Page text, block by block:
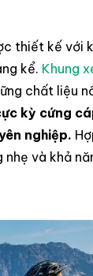
thiết kế với
kể. Khung
chất liệu
kỳ cứng
nghiệp.
và khả